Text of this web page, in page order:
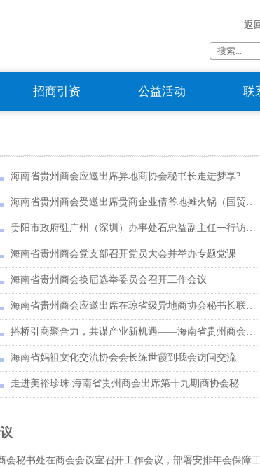
返
招商引资 公益活动 联
海南省贵州商会应邀出席异地商协会秘书长走进梦享?龙腾湾活动
海南省贵州商会受邀出席贵商企业倩爷地摊火锅（国贸店）开业仪式
贵阳市政府驻广州（深圳）办事处石忠益副主任一行访问我会
海南省贵州商会党支部召开党员大会并举办专题党课
海南省贵州商会换届选举委员会召开工作会议
海南省贵州商会应邀出席在琼省级异地商协会秘书长联谊暨走进山高教育集团活动
搭桥引商聚合力，共谋产业新机遇——海南省贵州商会走访定安塔岭工业园区
海南省妈祖文化交流协会会长练世霞到我会访问交流
走进美裕珍珠 海南省贵州商会出席第十九期商协会秘书长联谊活动
会秘书处在商会会议室召开工作会议，部署安排年会保障